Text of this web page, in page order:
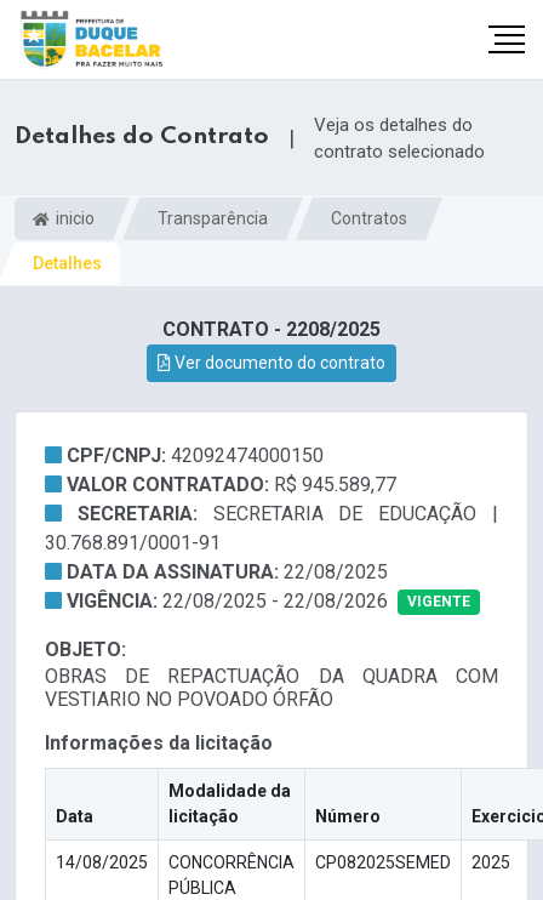
Detalhes do Contrato |
Veja os detalhes do
contrato selecionado
inicio Transparência Contratos
Detalhes
CONTRATO - 2208/2025
Ver documento do contrato
CPF/CNPJ: 42092474000150
VALOR CONTRATADO: R$ 945.589,77
SECRETARIA: SECRETARIA DE EDUCAÇÃO |
30.768.891/0001-91
DATA DA ASSINATURA: 22/08/2025
VIGÊNCIA: 22/08/2025 - 22/08/2026 VIGENTE
OBJETO:
OBRAS DE REPACTUAÇÃO DA QUADRA COM
VESTIARIO NO POVOADO ÓRFÃO
Informações da licitação
Data
Modalidade da
licitação
Número
14/08/2025
CONCORRÊNCIA
PÚBLICA
CP082025SEMED 2025